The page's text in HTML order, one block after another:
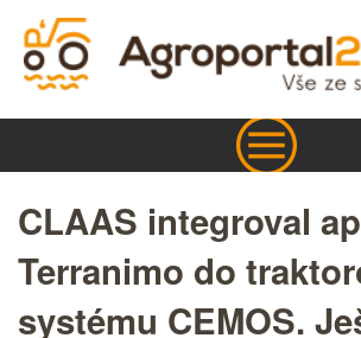
CLAAS integroval
Terranimo do
systému CEMOS.